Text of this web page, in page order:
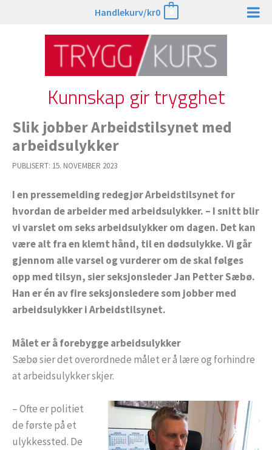
Handlekurv/kr0
Kunnskap gir trygghet
Slik jobber Arbeidstilsynet med
arbeidsulykker
PUBLISERT: 15. NOVEMBER 2023
I en pressemelding redegjør Arbeidstilsynet for
hvordan de arbeider med arbeidsulykker. – I snitt blir
vi varslet om seks arbeidsulykker om dagen. Det kan
være alt fra en klemt hånd, til en dødsulykke. Vi går
gjennom alle varsel og vurderer om de skal følges
opp med tilsyn, sier seksjonsleder Jan Petter Sæbø.
Han er én av fire seksjonsledere som jobber med
arbeidsulykker i Arbeidstilsynet.
Målet er å forebygge arbeidsulykker
Sæbø sier det overordnede målet er å lære og forhindre
at arbeidsulykker skjer.
– Ofte er politiet
de første på et
ulykkessted. De